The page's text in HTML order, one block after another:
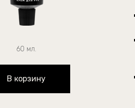
60 мл.
В корзину